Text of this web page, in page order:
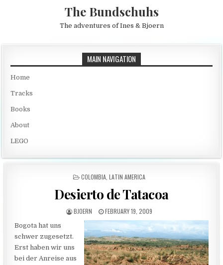
The Bundschuhs
The adventures of Ines & Bjoern
MAIN NAVIGATION
Home
Tracks
Books
About
LEGO
POSTED IN
COLOMBIA, LATIN AMERICA
Desierto de Tatacoa
AUTHOR:
BJOERN PUBLISHED DATE:
FEBRUARY 19, 2009
Bogota hat uns
schwer zugesetzt.
Erst haben wir uns
bei der Anreise aus